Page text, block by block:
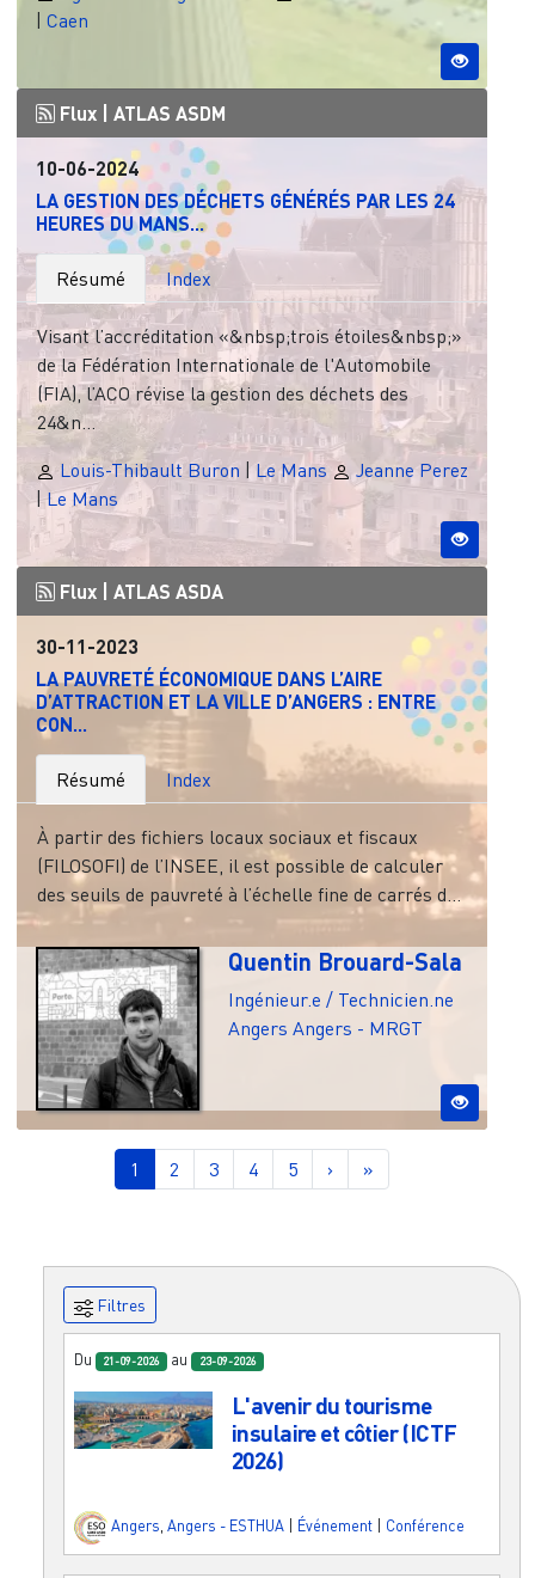
Caen
Flux | ATLAS ASDM
10-06-2024
LA GESTION DES DÉCHETS GÉNÉRÉS PAR LES 24
HEURES DU MANS...
Résumé Index
Visant l’accréditation «&nbsp;trois étoiles&nbsp;»
de la Fédération Internationale de l'Automobile
(FIA), l’ACO révise la gestion des déchets des
24&n...
Louis-Thibault Buron |Le Mans
Jeanne Perez
|Le Mans
Flux | ATLAS ASDA
30-11-2023
LA PAUVRETÉ ÉCONOMIQUE DANS L’AIRE
D’ATTRACTION ET LA VILLE D’ANGERS : ENTRE
CON...
Résumé Index
À partir des fichiers locaux sociaux et fiscaux
(FILOSOFI) de l’INSEE, il est possible de calculer
des seuils de pauvreté à l’échelle fine de carrés d...
Quentin Brouard-Sala
Ingénieur.e / Technicien.ne
Angers Angers - MRGT
Pagination
Page courante
1 Page
2 Page
3 Page
4 Page
5 Page suivante
› Dernière page
»
Filtres
Du 21-09-2026 au 23-09-2026
L'avenir du tourisme
insulaire et côtier (ICTF
2026)
Angers Angers - ESTHUA Événement Conférence